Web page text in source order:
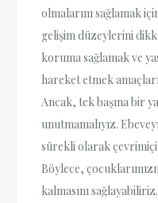
olmalarını sağlamak
gelişim düzeylerini
koruma sağlamak ve
hareket etmek
Ancak, tek başına bir
unutmamalıyız.
sürekli olarak
Böylece,
kalmasını sağlayabiliriz.